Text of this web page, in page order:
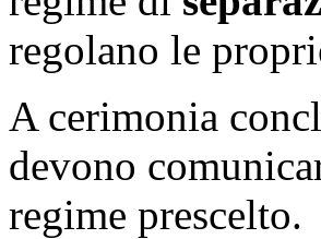
regolano le
A cerimonia
devono
regime prescelto.